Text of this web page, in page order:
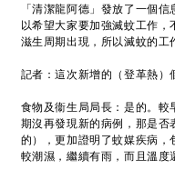
「清潔龍阿德」發放了一個
以希望大家要加強滅蚊工作
滋生周期出現，所以滅蚊的工
記者：這次新增的（登革熱
食物及衞生局局長：是的。
期沒再發現新的病例，那是
的），更加證明了蚊媒疾病
較潮濕，繼續有雨，而且溫